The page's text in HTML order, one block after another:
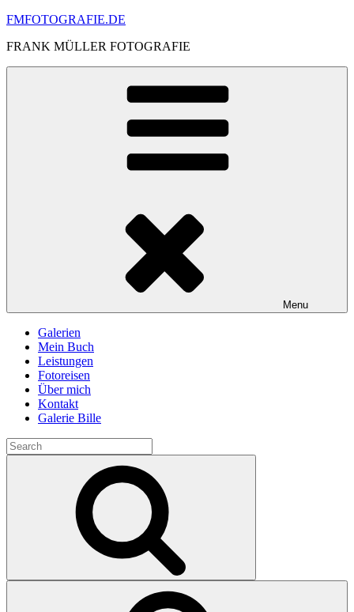
Skip
content
FMFOTOGRAFIE.DE
FRANK MÜLLER FOTOGRAFIE
Menu
Galerien
Mein Buch
Leistungen
Fotoreisen
Über mich
Kontakt
Galerie Bille
Search
for: